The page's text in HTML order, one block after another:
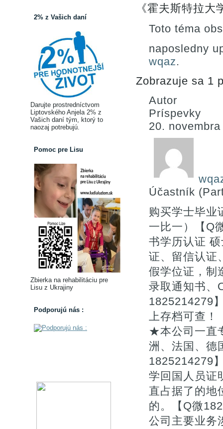
2% z Vašich daní
Darujte prostredníctvom
Liptovského Anjela 2% z
Vašich daní tým, ktorý to
naozaj potrebujú.
Pomoc pre Lisu
Zbierka na rehabilitáciu pre
Lisu z Ukrajiny
Podporujú nás :
《霍夫斯特拉
Toto téma
naposledny
wqaz.
Zobrazuje sa 1
Autor
Príspevky
20.
Účastník
购买学士毕业
一比一）【Q
书学历认证
证、留信认证
假学位证，制
录取通知书、
1825214279
上存档可查！
★本公司一直
洲、法国、德
1825214279
学回国人员证
直占据了的地
的。【Q微
公司主要业务